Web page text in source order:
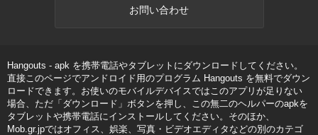
お問い合わせ
Hangouts - apk を携帯電話やタブレットにダウンロードしてください。
直接このページでアンドロイド用のプログラム Hangouts を無料でダウン
ロードできます。お使いのモバイルデバイスではこのアプリが足りない
場合、ただ「ダウンロード」ボタンを押し、この無二のヘルパーのapkを
タブレットや携帯電話にインストールしてください。そのほか、
Mob.gr.jpではオフィス、娯楽、写真・ビデオエディタなどの別のカテゴ